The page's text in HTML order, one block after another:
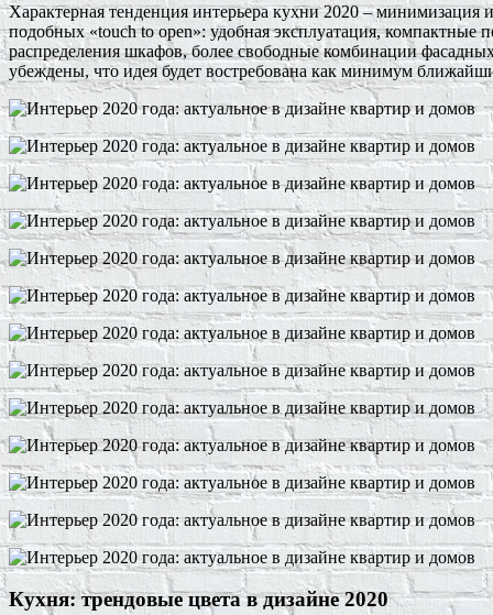
Характерная тенденция интерьера кухни 2020 – минимизация
подобных «touch to open»: удобная эксплуатация, компактные
распределения шкафов, более свободные комбинации
убеждены, что идея будет востребована как минимум
Кухня: трендовые цвета в дизайне 2020